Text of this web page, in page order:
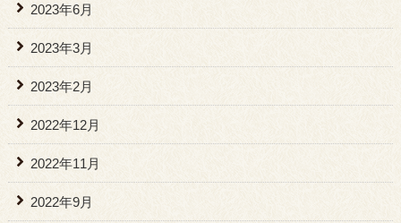
2023年6月
2023年3月
2023年2月
2022年12月
2022年11月
2022年9月